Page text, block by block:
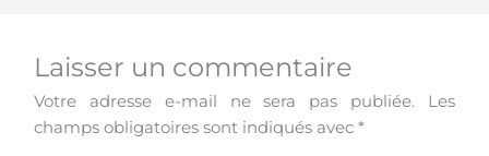
Laisser un commentaire
Votre adresse e-mail ne sera pas publiée.
Les
champs obligatoires sont indiqués avec*